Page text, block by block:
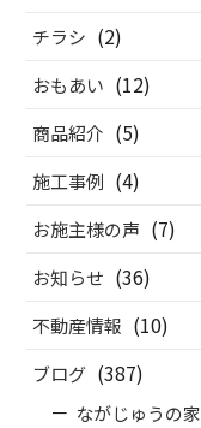
チラシ (2)
おもあい (12)
商品紹介 (5)
施工事例 (4)
お施主様の声 (7)
お知らせ (36)
不動産情報 (10)
ブログ (387)
ながじゅうの家